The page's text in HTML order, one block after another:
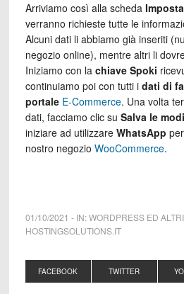
Arriviamo così alla scheda
verranno richieste tutte le
Alcuni dati li abbiamo già inseriti
negozio online), mentre altri li
Iniziamo con la chiave Spoki
continuiamo poi con tutti i dati di
portale E-Commerce. Una volta
dati, facciamo clic su Salva le
iniziare ad utilizzare WhatsApp per
nostro negozio WooCommerce.
01/10/2021 - IN:WORDPRESS ED
HOSTINGSOLUTIONS.IT
FACEBOOK TWITTER